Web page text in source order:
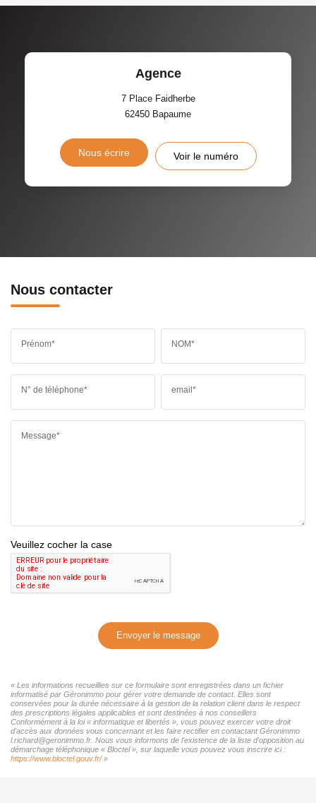
Agence
7 Place Faidherbe
62450 Bapaume
Nous écrire Voir le numéro
Nous contacter
Prénom* NOM*
N° de téléphone* email*
Message*
Veuillez cocher la case
Envoyer le message
« Les informations recueillies sur ce formulaire sont enregistrées dans un fichier
informatisé par Géronimmo pour gérer votre demande de contact. Elles sont
conservées pour la durée nécessaire à la gestion de la relation client dans le respect
des prescriptions légales applicables et sont destinées à nos conseillers
Conformément à la loi « informatique et libertés », vous pouvez exercer votre droit
d'accès aux données vous concernant et les faire rectifier en contactant Géronimmo
l.richard@geronimmo.fr. Nous vous informons de l'existence de la liste d'opposition au
démarchage téléphonique « Bloctel », sur laquelle vous pouvez vous inscrire ici :
https://www.bloctel.gouv.fr/»